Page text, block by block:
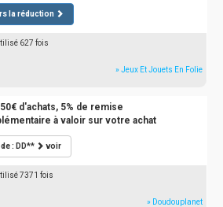
la réduction
627 fois
» Jeux Et Jouets En Folie
d'achats, 5% de remise
à valoir sur votre achat
: DD** voir
7371 fois
» Doudouplanet